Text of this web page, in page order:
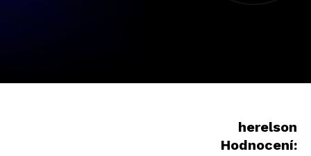
herelson
Hodnocení: